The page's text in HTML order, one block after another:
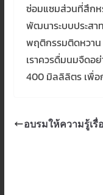
ซ่อมแซมส่วนที่สึกห
พัฒนาระบบประสา
พฤติกรรมติดหวาน
เราควรดื่มนมจืดอ
400 มิลลิลิตร เพื่อ
อบรมให้ความรู้เรื่